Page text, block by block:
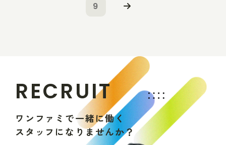
9
RECRUIT
ワ ン フ ァ ミ で一緒に働く
ス タ ッ フ にな りま せんか？